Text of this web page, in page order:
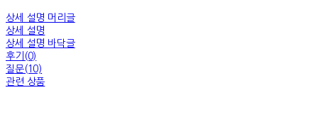
상세 설명 머리글
상세 설명
상세 설명 바닥글
후기(0)
질문(10)
관련 상품